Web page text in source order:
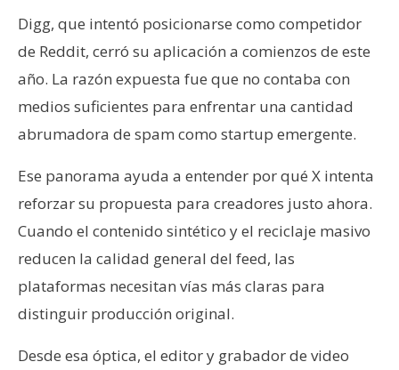
Digg, que intentó posicionarse como competidor
de Reddit, cerró su aplicación a comienzos de este
año. La razón expuesta fue que no contaba con
medios suficientes para enfrentar una cantidad
abrumadora de spam como startup emergente.
Ese panorama ayuda a entender por qué X intenta
reforzar su propuesta para creadores justo ahora.
Cuando el contenido sintético y el reciclaje masivo
reducen la calidad general del feed, las
plataformas necesitan vías más claras para
distinguir producción original.
Desde esa óptica, el editor y grabador de video